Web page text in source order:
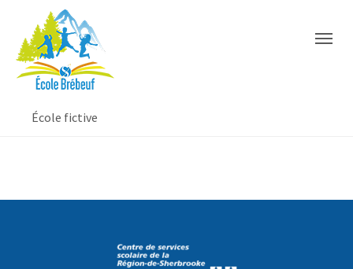
Aller à la navigation principale
Aller au contenu principal
Passer au pied de page
You are here:
École fictive